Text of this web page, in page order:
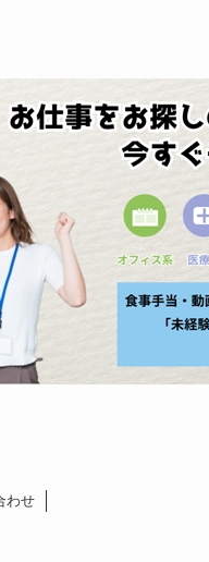
わせ